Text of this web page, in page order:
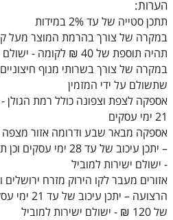
הערות:
תתכן סטייה של עד 2% במידות
במקרה של צורך בהרמת המוצר מעל
תהיה תוספת של 40 ₪ לקומה - ישולם ישירות למוביל
במקרה של צורך בשרותי מנוף
שתשולם על ידי המזמין
אספקה לצפת וצפונה כולל רמת
21 ימי עסקים
אספקה מבאר שבע ודרומה אזור מצפה
- ישולם ישירות למוביל
אזורים מעבר לקו הירוק מזרח ירושלים
הרצועה –
של 120 ₪ - ישולם ישירות למוביל